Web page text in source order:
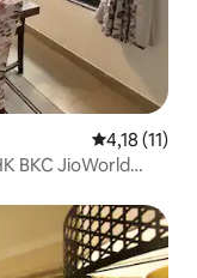
Évaluation
4,18 (11)
BKC JioWorld